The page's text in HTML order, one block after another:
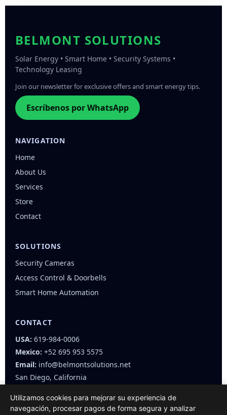
BELMONT SOLUTIONS
Solar Energy • Smart Home • Security Systems •
Technology Leasing
Join our newsletter for exclusive offers and smart energy tips.
Escríbenos por WhatsApp
NAVIGATION
Home
About Us
Services
Store
Contact
SOLUTIONS
Security Cameras
Access Control & Doorbells
Smart Home Automation
CONTACT
USA: 619-984-0006
Mexico: +52 695 953 5575
Email: info@belmontsolutions.net
San Diego, California
Utilizamos cookies para mejorar su experiencia de
navegación, procesar pagos de forma segura y analizar